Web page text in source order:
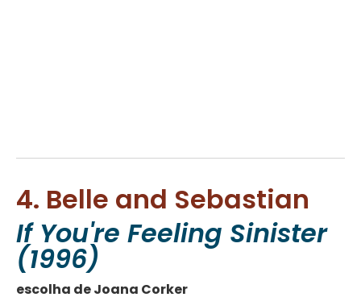
4. Belle and Sebastian
If You're Feeling Sinister
(1996)
escolha de Joana Corker